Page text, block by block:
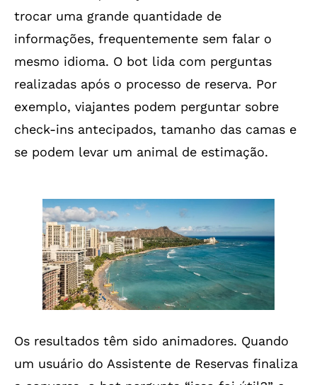
trocar uma grande quantidade de
informações, frequentemente sem falar o
mesmo idioma. O bot lida com perguntas
realizadas após o processo de reserva. Por
exemplo, viajantes podem perguntar sobre
check-ins antecipados, tamanho das camas e
se podem levar um animal de estimação.
Os resultados têm sido animadores. Quando
um usuário do Assistente de Reservas finaliza